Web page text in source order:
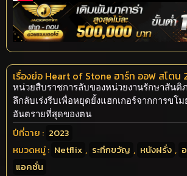
เรื่องย่อ Heart of Stone ฮาร์ท ออฟ สโตน
หน่วยสืบราชการลับของหน่วยงานรักษาสันติ
ลึกลับเร่งรีบเพื่อหยุดยั้งแฮกเกอร์จากการขโ
อันตรายที่สุดของตน
ปีที่ฉาย : 2023
หมวดหมู่ : Netflix , ระทึกขวัญ , หนังฝรั่ง ,
แอคชั่น